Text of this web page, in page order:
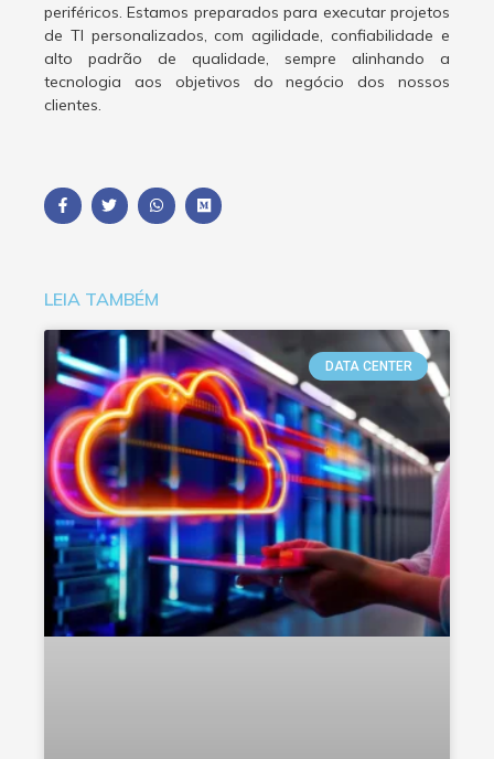
periféricos. Estamos preparados para executar projetos
de TI personalizados, com agilidade, confiabilidade e
alto padrão de qualidade, sempre alinhando a
tecnologia aos objetivos do negócio dos nossos
clientes.
LEIA TAMBÉM
DATA CENTER